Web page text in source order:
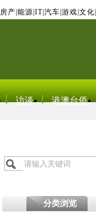
房产 能源 IT| 汽车 游戏 文化
访谈 港澳台侨
分类浏览